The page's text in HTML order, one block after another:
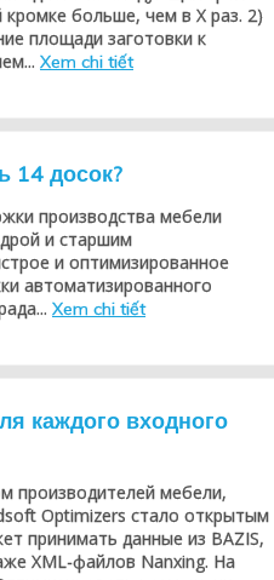
больше, чем в X раз. 2)
площади заготовки к
Xem chi tiết
14 досок?
производства мебели
и старшим
и оптимизированное
автоматизированного
Xem chi tiết
каждого входного
производителей мебели,
Optimizers стало открытым
принимать данные из BAZIS,
XML-файлов Nanxing. На